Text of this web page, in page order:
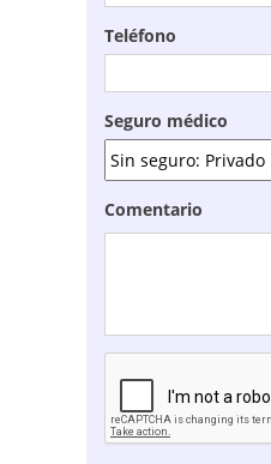
Teléfono
Seguro médico
Comentario